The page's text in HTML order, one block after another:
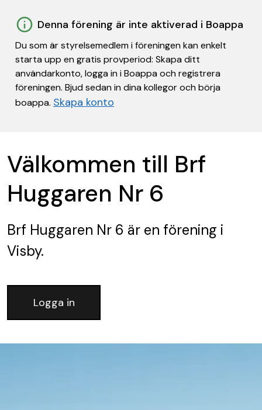
Denna förening är inte aktiverad i Boappa
Du som är styrelsemedlem i föreningen kan enkelt
starta upp en gratis provperiod: Skapa ditt
användarkonto, logga in i Boappa och registrera
föreningen. Bjud sedan in dina kollegor och börja
boappa. Skapa konto
Välkommen till Brf
Huggaren Nr 6
Brf Huggaren Nr 6 är en förening i
Visby.
Logga in